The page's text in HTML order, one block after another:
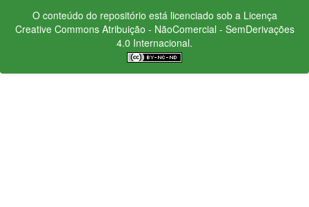
O conteúdo do repositório está licenciado sob a Licença
Creative CommonsAtribuição - NãoComercial - SemDerivações
4.0 Internacional.